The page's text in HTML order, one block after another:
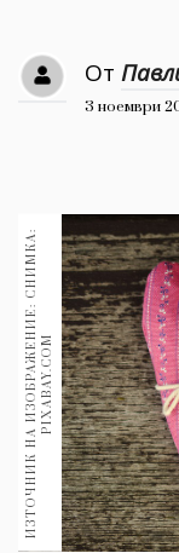
Красота
777
Книги
30+ 1970
Гурме
Пътувай
237
Здраве
От
3 ноември
И
З
Т
О
Ч
Н
И
К
Н
А
И
З
О
Б
Р
А
Ж
Е
Н
И
Е
:
С
Н
И
М
К
А
:
P
I
X
A
B
A
Y
.
C
OM